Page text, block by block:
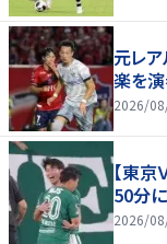
元レア
楽を
2026/
【東
50分
2026/